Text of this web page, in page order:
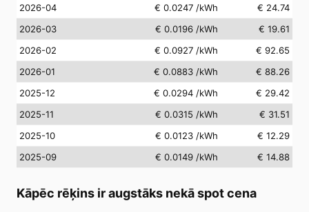
2026-04
€ 0.0247 /kWh
€ 24.74
2026-03
€ 0.0196 /kWh
€ 19.61
2026-02
€ 0.0927 /kWh
€ 92.65
2026-01
€ 0.0883 /kWh
€ 88.26
2025-12
€ 0.0294 /kWh
€ 29.42
2025-11
€ 0.0315 /kWh
€ 31.51
2025-10
€ 0.0123 /kWh
€ 12.29
2025-09
€ 0.0149 /kWh € 14.88
Kāpēc rēķins ir augstāks nekā spot cena